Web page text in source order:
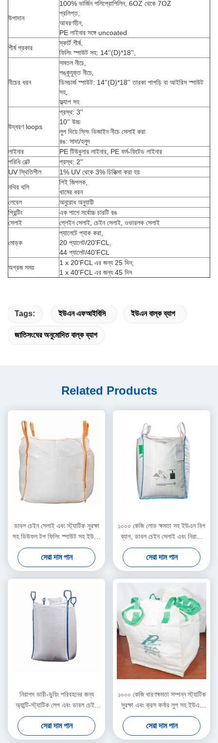
উপাদান
100% ভার্জিন পলিপ্রোপিলিন, 6OZ থেকে 7OZ
প্রলিপ্ত,
আবরণহীন,
PE লাইনার সঙ্গে uncoated
শীর্ষ প্রকার
স্কার্ট শীর্ষ,
ফিলিং স্পাউট সহ: 14''(D)*18'',
নীচের ধরন
সমতল নীচে,
শঙ্কুযুক্ত নীচে,
ডিসচার্জ স্পাউট: 14''(D)*18'' তারকা পাপড়ি বা আইরিস স্পাউট
সহ,
ফ্ল্যাপ সহ
উদ্ধরণ loops
প্রস্থ: 3''
10'' উচ্চ
লুপ দিয়ে স্লিং ডিজাইন নীচে সেলাই করা
রঙ: সাদা/হলুদ
লাইনার
PE টিউবুলার লাইনার, PE ফর্ম-ফিটেড লাইনার
পরিধি বেল্ট
প্রস্থ: 2''
UV স্থিতিশীল
1% UV থেকে 3% চিকিত্সা করা হয়
নথির থলি
পিই জিপলক,
খামের ধরন
লেবেল
অনুরোধ অনুযায়ী
প্রিন্টিং
এক পাশে সর্বোচ্চ চারটি রঙ
সেলাই
প্লেইন সেলাই, চেইন সেলাই, ওভারলক সেলাই
মোড়ক
প্যালেটে প্যাক করা,
20 প্যালেট/20'FCL,
44 প্যালেট/40'FCL
অগ্রজ সময়
1 x 20'FCL এর জন্য 25 দিন;
1 x 40'FCL এর জন্য 45 দিন
Tags: ইউএন এফআইবিসি ইউএন বাল্ক ব্যাগ
জাতিসংঘের অনুমোদিত বাল্ক ব্যাগ
Related Products
ডাবল চেইন সেলাই এবং স্ট্যাটিক সুরক্ষা
সহ ডিউফল টপ ফিলিং স্পাউট সহ ইউএন
বিগ ব্যাগ, নিরাপদ বাল্ক প্যাকেজিংয়ের
জন্য
সেরা দাম পান
১০০০ কেজি লোড ক্ষমতা সহ ইউএন বিগ
ব্যাগ, ডাবল চেইন সেলাই এবং নিরাপদ
উপাদান হ্যান্ডলিংয়ের জন্য নীল লুপ রঙ
সেরা দাম পান
নিরাপদ ভারী-ডুয়িং পরিবহনের জন্য
অ্যান্টি-স্ট্যাটিক লেপ এবং ডাবল চেইন
সেচ সহ 1000 কেজি ক্ষমতাযুক্ত ইউএন
বিগ ব্যাগ
সেরা দাম পান
১০০০ কেজি ধারণক্ষমতা সম্পন্ন স্ট্যাটিক
সুরক্ষা এবং ক্রস কর্নার লুপ সহ ইউএন
বিগ ব্যাগ, বিপজ্জনক পদার্থ নিরাপদে
পরিবহনের জন্য
সেরা দাম পান